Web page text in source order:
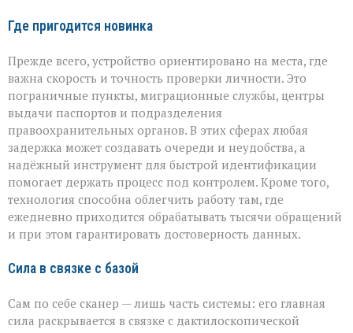
Где пригодится новинка
Прежде всего, устройство ориентировано на места, где
важна скорость и точность проверки личности. Это
пограничные пункты, миграционные службы, центры
выдачи паспортов и подразделения
правоохранительных органов. В этих сферах любая
задержка может создавать очереди и неудобства, а
надёжный инструмент для быстрой идентификации
помогает держать процесс под контролем. Кроме того,
технология способна облегчить работу там, где
ежедневно приходится обрабатывать тысячи обращений
и при этом гарантировать достоверность данных.
Сила в связке с базой
Сам по себе сканер — лишь часть системы: его главная
сила раскрывается в связке с дактилоскопической